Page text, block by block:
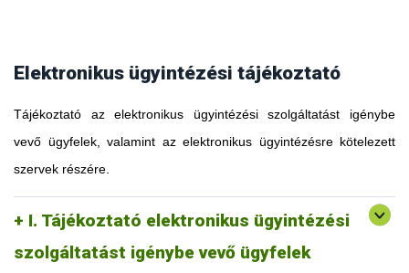
Elektronikus ügyintézési tájékoztató
Tájékoztató az elektronikus ügyintézési szolgáltatást igénybe
vevő ügyfelek, valamint az elektronikus ügyintézésre kötelezett
szervek részére.
I. Tájékoztató elektronikus ügyintézési
szolgáltatást igénybe vevő ügyfelek